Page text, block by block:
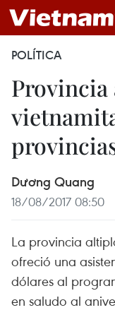
POLÍTICA
Dương Quang
18/08/2017 08:50
La provincia
ofreció una
dólares al
en saludo al